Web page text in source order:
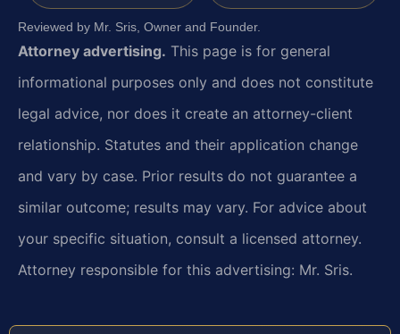
Reviewed by Mr. Sris, Owner and Founder.
Attorney advertising. This page is for general
informational purposes only and does not constitute
legal advice, nor does it create an attorney-client
relationship. Statutes and their application change
and vary by case. Prior results do not guarantee a
similar outcome; results may vary. For advice about
your specific situation, consult a licensed attorney.
Attorney responsible for this advertising: Mr. Sris.